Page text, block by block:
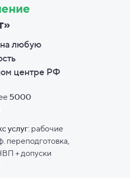
любую
центре РФ
5000
услуг: рабочие
переподготовка,
+ допуски